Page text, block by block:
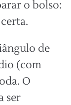
o bolso:
de
(com
O
ser